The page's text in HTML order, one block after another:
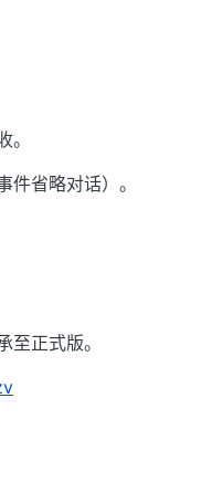
省略对话）。
正式版。